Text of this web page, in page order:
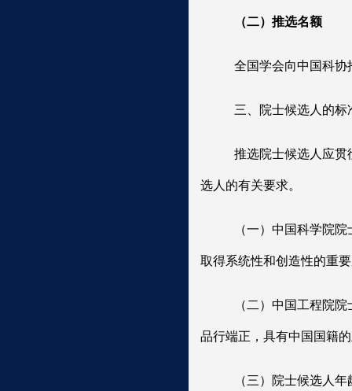
（二）推选名额
全国学会向中国科协
三、院士候选人的标
推选院士候选人应贯
选人的有关要求。
（一） 中国科学院院
取得系统性和创造性的重
（二） 中国工程院院
品行端正，具有中国国籍
（三）院士候选人